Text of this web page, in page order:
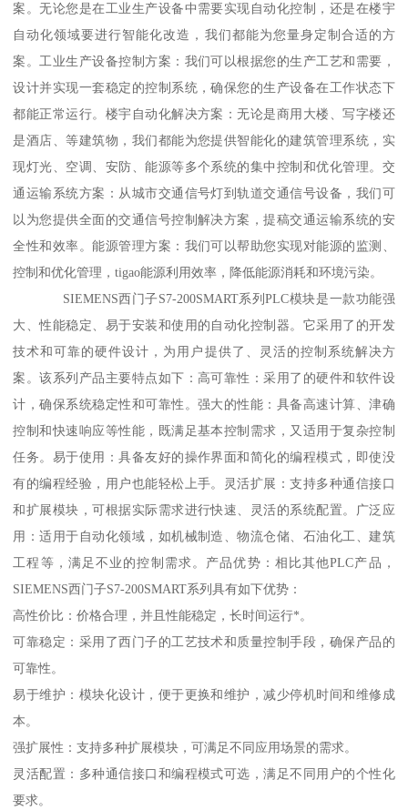
案。无论您是在工业生产设备中需要实现自动化控制，还是在楼宇
自动化领域要进行智能化改造，我们都能为您量身定制合适的方
案。工业生产设备控制方案：我们可以根据您的生产工艺和需要，
设计并实现一套稳定的控制系统，确保您的生产设备在工作状态下
都能正常运行。楼宇自动化解决方案：无论是商用大楼、写字楼还
是酒店、等建筑物，我们都能为您提供智能化的建筑管理系统，实
现灯光、空调、安防、能源等多个系统的集中控制和优化管理。交
通运输系统方案：从城市交通信号灯到轨道交通信号设备，我们可
以为您提供全面的交通信号控制解决方案，提稿交通运输系统的安
全性和效率。能源管理方案：我们可以帮助您实现对能源的监测、
控制和优化管理，tigao能源利用效率，降低能源消耗和环境污染。
SIEMENS西门子S7-200SMART系列PLC模块是一款功能强
大、性能稳定、易于安装和使用的自动化控制器。它采用了的开发
技术和可靠的硬件设计，为用户提供了、灵活的控制系统解决方
案。该系列产品主要特点如下：高可靠性：采用了的硬件和软件设
计，确保系统稳定性和可靠性。强大的性能：具备高速计算、津确
控制和快速响应等性能，既满足基本控制需求，又适用于复杂控制
任务。易于使用：具备友好的操作界面和简化的编程模式，即使没
有的编程经验，用户也能轻松上手。灵活扩展：支持多种通信接口
和扩展模块，可根据实际需求进行快速、灵活的系统配置。广泛应
用：适用于自动化领域，如机械制造、物流仓储、石油化工、建筑
工程等，满足不业的控制需求。产品优势：相比其他PLC产品，
SIEMENS西门子S7-200SMART系列具有如下优势：
高性价比：价格合理，并且性能稳定，长时间运行*。
可靠稳定：采用了西门子的工艺技术和质量控制手段，确保产品的
可靠性。
易于维护：模块化设计，便于更换和维护，减少停机时间和维修成
本。
强扩展性：支持多种扩展模块，可满足不同应用场景的需求。
灵活配置：多种通信接口和编程模式可选，满足不同用户的个性化
要求。